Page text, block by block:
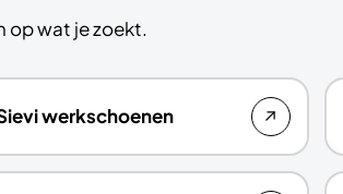
op wat je zoekt.
werkschoenen